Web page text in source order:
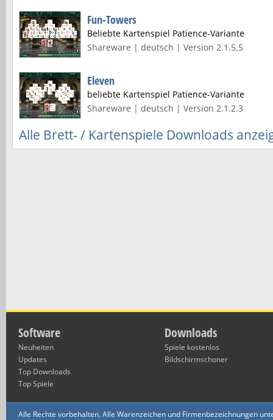
Fun-Towers
Beliebte Kartenspiel Patience-Variante
Shareware | deutsch | Version 2.1.5.5
Eleven
beliebte Kartenspiel Patience-Variante
Shareware | deutsch | Version 2.1.2.3
Alle Brett- / Kartenspiele Downloads
Software
Neuheiten
Updates
Top Downloads
Top Spiele
Downloads
Spiele kostenlos
Bildschirmschoner
Alle Rechte vorbehalten. Alle Warenzeichen und Firmenbezeichnungen